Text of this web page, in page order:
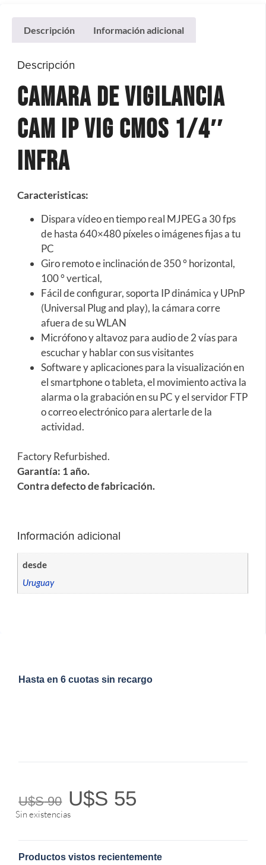
Descripción Información adicional
Descripción
CAMARA DE VIGILANCIA
CAM IP VIG CMOS 1/4″
INFRA
Caracteristicas:
Disparavídeoen tiempo real MJPEGa 30 fps
de hasta 640×480 píxeleso imágenes fijasatu
PC
Giro remotoe inclinaciónde350° horizontal,
100°vertical,
Fácil de configurar,soporta IP dinámicayUPnP
(Universal Plugand play), la cámaracorre
afuera desu WLAN
Micrófonoy altavoz paraaudio de 2 víaspara
escuchary hablar consus visitantes
Software yaplicacionespara la visualizaciónen
el smartphoneo tableta, el movimientoactiva la
alarmaola grabación ensu PCy el servidorFTP
o correo electrónicopara alertarlede la
actividad.
Factory Refurbished.
Garantía: 1 año.
Contra defecto de fabricación.
Información adicional
desde
Uruguay
Hasta en 6 cuotas sin recargo
U$S90 U$S 55
Sin existencias
Productos vistos recientemente